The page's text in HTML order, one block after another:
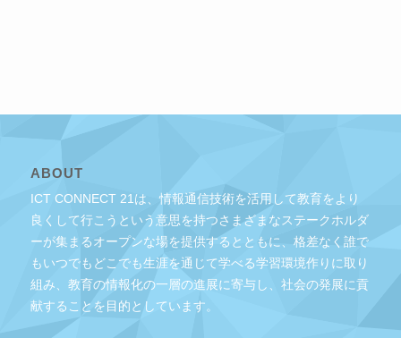
ABOUT
ICT CONNECT 21は、情報通信技術を活用して教育をより
良くして行こうという意思を持つさまざまなステークホルダ
ーが集まるオープンな場を提供するとともに、格差なく誰で
もいつでもどこでも生涯を通じて学べる学習環境作りに取り
組み、教育の情報化の一層の進展に寄与し、社会の発展に貢
献することを目的としています。